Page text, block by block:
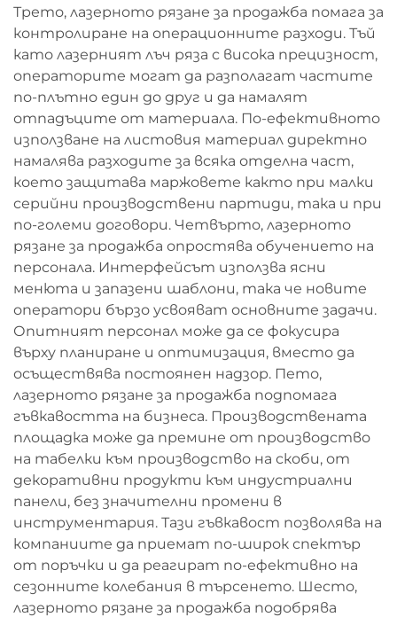
Трето, лазерното рязане за продажба помага за
контролиране на операционните разходи. Тъй
като лазерният лъч ряза с висока прецизност,
операторите могат да разполагат частите
по-плътно един до друг и да намалят
отпадъците от материала. По-ефективното
използване на листовия материал директно
намалява разходите за всяка отделна част,
което защитава маржовете както при малки
серийни производствени партиди, така и при
по-големи договори. Четвърто, лазерното
рязане за продажба опростява обучението на
персонала. Интерфейсът използва ясни
менюта и запазени шаблони, така че новите
оператори бързо усвояват основните задачи.
Опитният персонал може да се фокусира
върху планиране и оптимизация, вместо да
осъществява постоянен надзор. Пето,
лазерното рязане за продажба подпомага
гъвкавостта на бизнеса. Производствената
площадка може да премине от производство
на табелки към производство на скоби, от
декоративни продукти към индустриални
панели, без значителни промени в
инструментария. Тази гъвкавост позволява на
компаниите да приемат по-широк спектър
от поръчки и да реагират по-ефективно на
сезонните колебания в търсенето. Шесто,
лазерното рязане за продажба подобрява